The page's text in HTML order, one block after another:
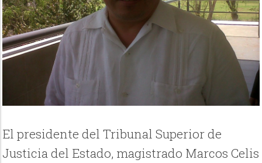
El presidente del Tribunal Superior de
Justicia del Estado, magistrado Marcos Celis